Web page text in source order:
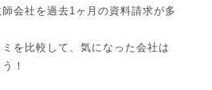
会社を過去1ヶ月の資料請求が多
を比較して、気になった会社は
！